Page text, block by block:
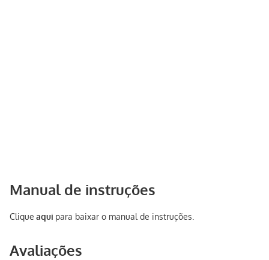
Manual de instruções
Clique aqui para baixar o manual de instruções.
Avaliações